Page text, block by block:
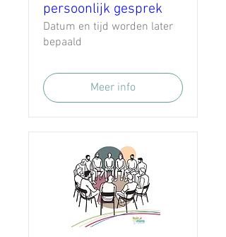
persoonlijk gesprek
Datum en tijd worden later
bepaald
Meer info